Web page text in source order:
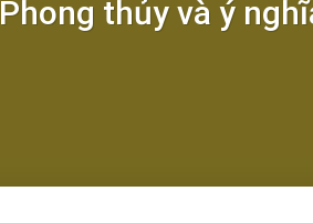
Phong thủy và ý